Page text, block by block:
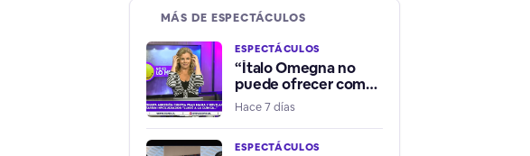
MÁS DE ESPECTÁCULOS
ESPECTÁCULOS
“Ítalo Omegna no
puede ofrecer como
un trozo de carne
sexualmente a su
hermana”
Hace 7 días
ESPECTÁCULOS